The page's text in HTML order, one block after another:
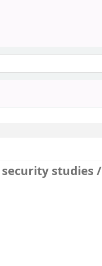
studies /